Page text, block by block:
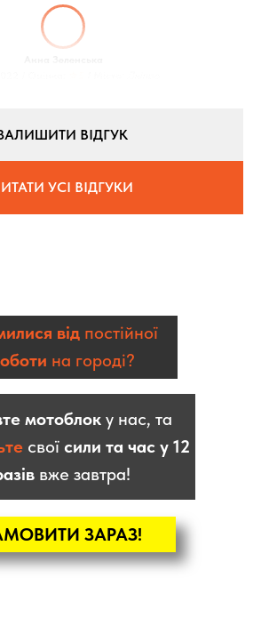
ВІДГУК
УСІ ВІДГУКИ
ЗАРАЗ!
мотоблок у нас, та
свої сили та час у 12
вже завтра!
від постійної
на городі?